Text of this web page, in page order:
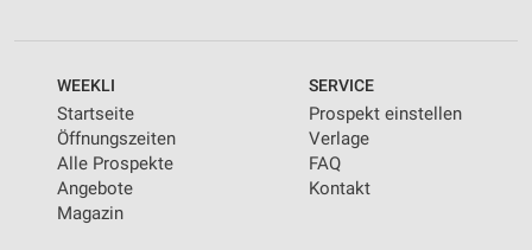
WEEKLI
Startseite
Öffnungszeiten
Alle Prospekte
Angebote
Magazin
SERVICE
Prospekt einstellen
Verlage
FAQ
Kontakt